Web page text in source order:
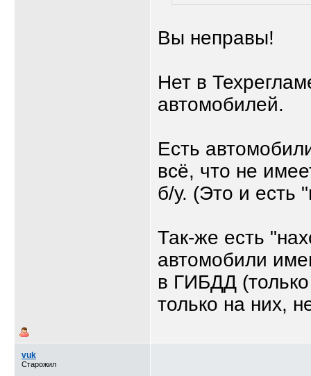
Вы неправы!
Нет в
автомобилей.
Есть
всё, что не
б/у. (Это и есть
Так-же есть
автомобили
в ГИБДД
только на них,
vuk
Старожил